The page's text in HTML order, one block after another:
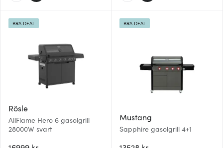
Rösle
AllFlame Hero 6 gasolgrill
28000W svart
BRA DEAL
Mustang
Sapphire gasolgrill 4+1
BRA DEAL